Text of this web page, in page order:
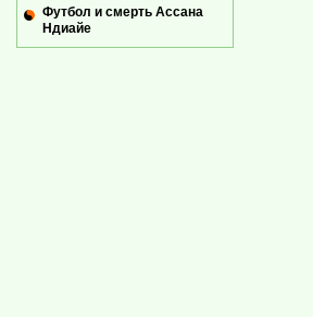
Футбол и смерть Ассана
Ндиайе